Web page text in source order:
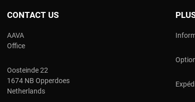
CONTACT US
AAVA
Office
Oosteinde 22
1674 NB Opperdoes
Netherlands